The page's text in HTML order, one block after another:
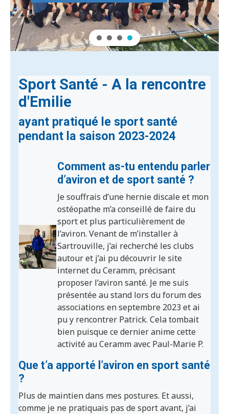
Sport Santé - A la rencontre
d'Emilie
ayant pratiqué le sport santé
pendant la saison 2023-2024
Comment as-tu entendu parler
d’aviron et de sport santé ?
Je souffrais d’une hernie discale et mon
ostéopathe m’a conseillé de faire du
sport et plus particulièrement de
l’aviron. Venant de m’installer à
Sartrouville, j’ai recherché les clubs
autour et j’ai pu découvrir le site
internet du Ceramm, précisant
proposer l’aviron santé. Je me suis
présentée au stand lors du forum des
associations en septembre 2023 et ai
pu y rencontrer Patrick. Cela tombait
bien puisque ce dernier anime cette
activité au Ceramm avec Paul-Marie P.
Que t’a apporté l’aviron en sport santé
?
Plus de maintien dans mes postures. Et aussi,
comme je ne pratiquais pas de sport avant, j’ai